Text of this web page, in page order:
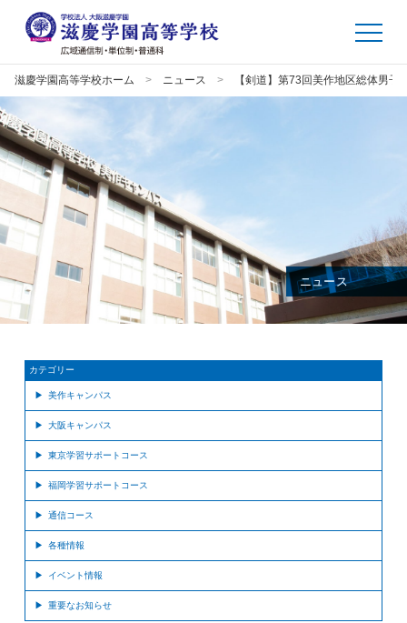
滋慶学園高等学校ホーム ニュース 【剣道】第73回美作地区総体男
ニュース
カテゴリー
美作キャンパス
大阪キャンパス
東京学習サポートコース
福岡学習サポートコース
通信コース
各種情報
イベント情報
重要なお知らせ